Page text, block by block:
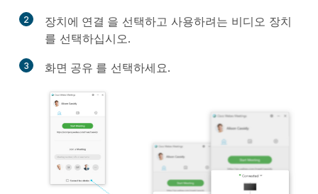
2 장치에 연결 을 선택하고 사용하려는 비디오 장치
를 선택하십시오.
3 화면 공유 를 선택하세요.